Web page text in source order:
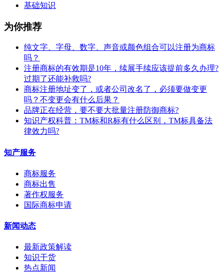
基础知识
为你推荐
纯文字、字母、数字、声音或颜色组合可以注册为商标
吗？
注册商标的有效期是10年，续展手续应该提前多久办理?
过期了还能补救吗?
商标注册地址变了，或者公司改名了，必须要做变更
吗？不变更会有什么后果？
​品牌正在经营，要不要大批量注册防御商标?
知识产权科普：TM标和R标有什么区别，TM标具备法
律效力吗?
知产服务
商标服务
商标出售
著作权服务
国际商标申请
新闻动态
最新政策解读
知识干货
热点新闻